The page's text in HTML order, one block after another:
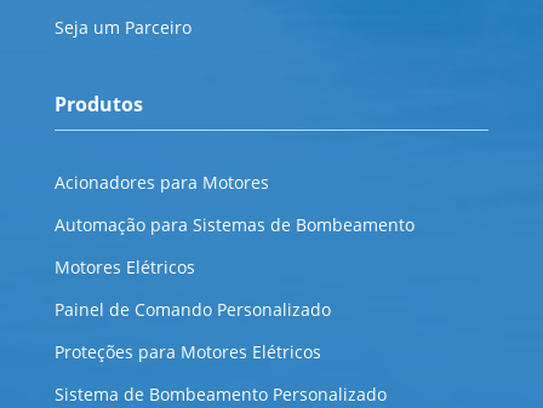
Seja um Parceiro
Produtos
Acionadores para Motores
Automação para Sistemas de Bombeamento
Motores Elétricos
Painel de Comando Personalizado
Proteções para Motores Elétricos
Sistema de Bombeamento Personalizado